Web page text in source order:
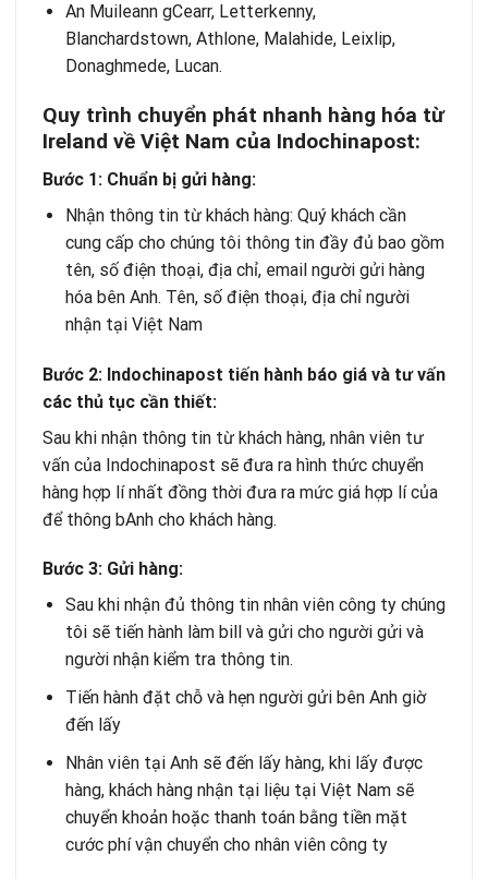
An Muileann gCearr, Letterkenny,
Blanchardstown, Athlone, Malahide, Leixlip,
Donaghmede, Lucan.
Quy trình chuyển phát nhanh hàng hóa từ
Ireland về Việt Nam của Indochinapost:
Bước 1: Chuẩn bị gửi hàng:
Nhận thông tin từ khách hàng: Quý khách cần
cung cấp cho chúng tôi thông tin đầy đủ bao gồm
tên, số điện thoại, địa chỉ, email người gửi hàng
hóa bên Anh. Tên, số điện thoại, địa chỉ người
nhận tại Việt Nam
Bước 2: Indochinapost tiến hành báo giá và tư vấn
các thủ tục cần thiết:
Sau khi nhận thông tin từ khách hàng, nhân viên tư
vấn của Indochinapost sẽ đưa ra hình thức chuyển
hàng hợp lí nhất đồng thời đưa ra mức giá hợp lí của
để thông bAnh cho khách hàng.
Bước 3: Gửi hàng:
Sau khi nhận đủ thông tin nhân viên công ty chúng
tôi sẽ tiến hành làm bill và gửi cho người gửi và
người nhận kiểm tra thông tin.
Tiến hành đặt chỗ và hẹn người gửi bên Anh giờ
đến lấy
Nhân viên tại Anh sẽ đến lấy hàng, khi lấy được
hàng, khách hàng nhận tại liệu tại Việt Nam sẽ
chuyển khoản hoặc thanh toán bằng tiền mặt
cước phí vận chuyển cho nhân viên công ty